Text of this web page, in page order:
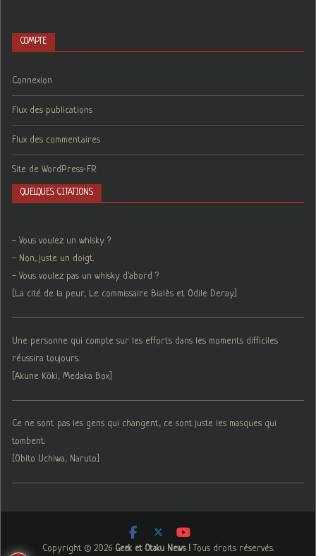
COMPTE
Connexion
Flux des publications
Flux des commentaires
Site de WordPress-FR
QUELQUES CITATIONS
- Vous voulez un whisky ?
- Non, juste un doigt.
- Vous voulez pas un whisky d'abord ?
[La cité de la peur, Le commissaire Bialès et Odile Deray.]
Une personne qui compte sur les efforts dans les moments difficiles
réussira toujours.
[Akune Kōki, Medaka Box]
Ce ne sont pas les gens qui changent, ce sont juste les masques qui
tombent.
[Obito Uchiwa, Naruto]
Copyright © 2026 Geek et Otaku News !. Tous droits réservés.